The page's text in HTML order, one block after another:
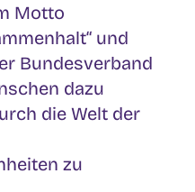
Motto
und
Bundesverband
dazu
die Welt der
zu